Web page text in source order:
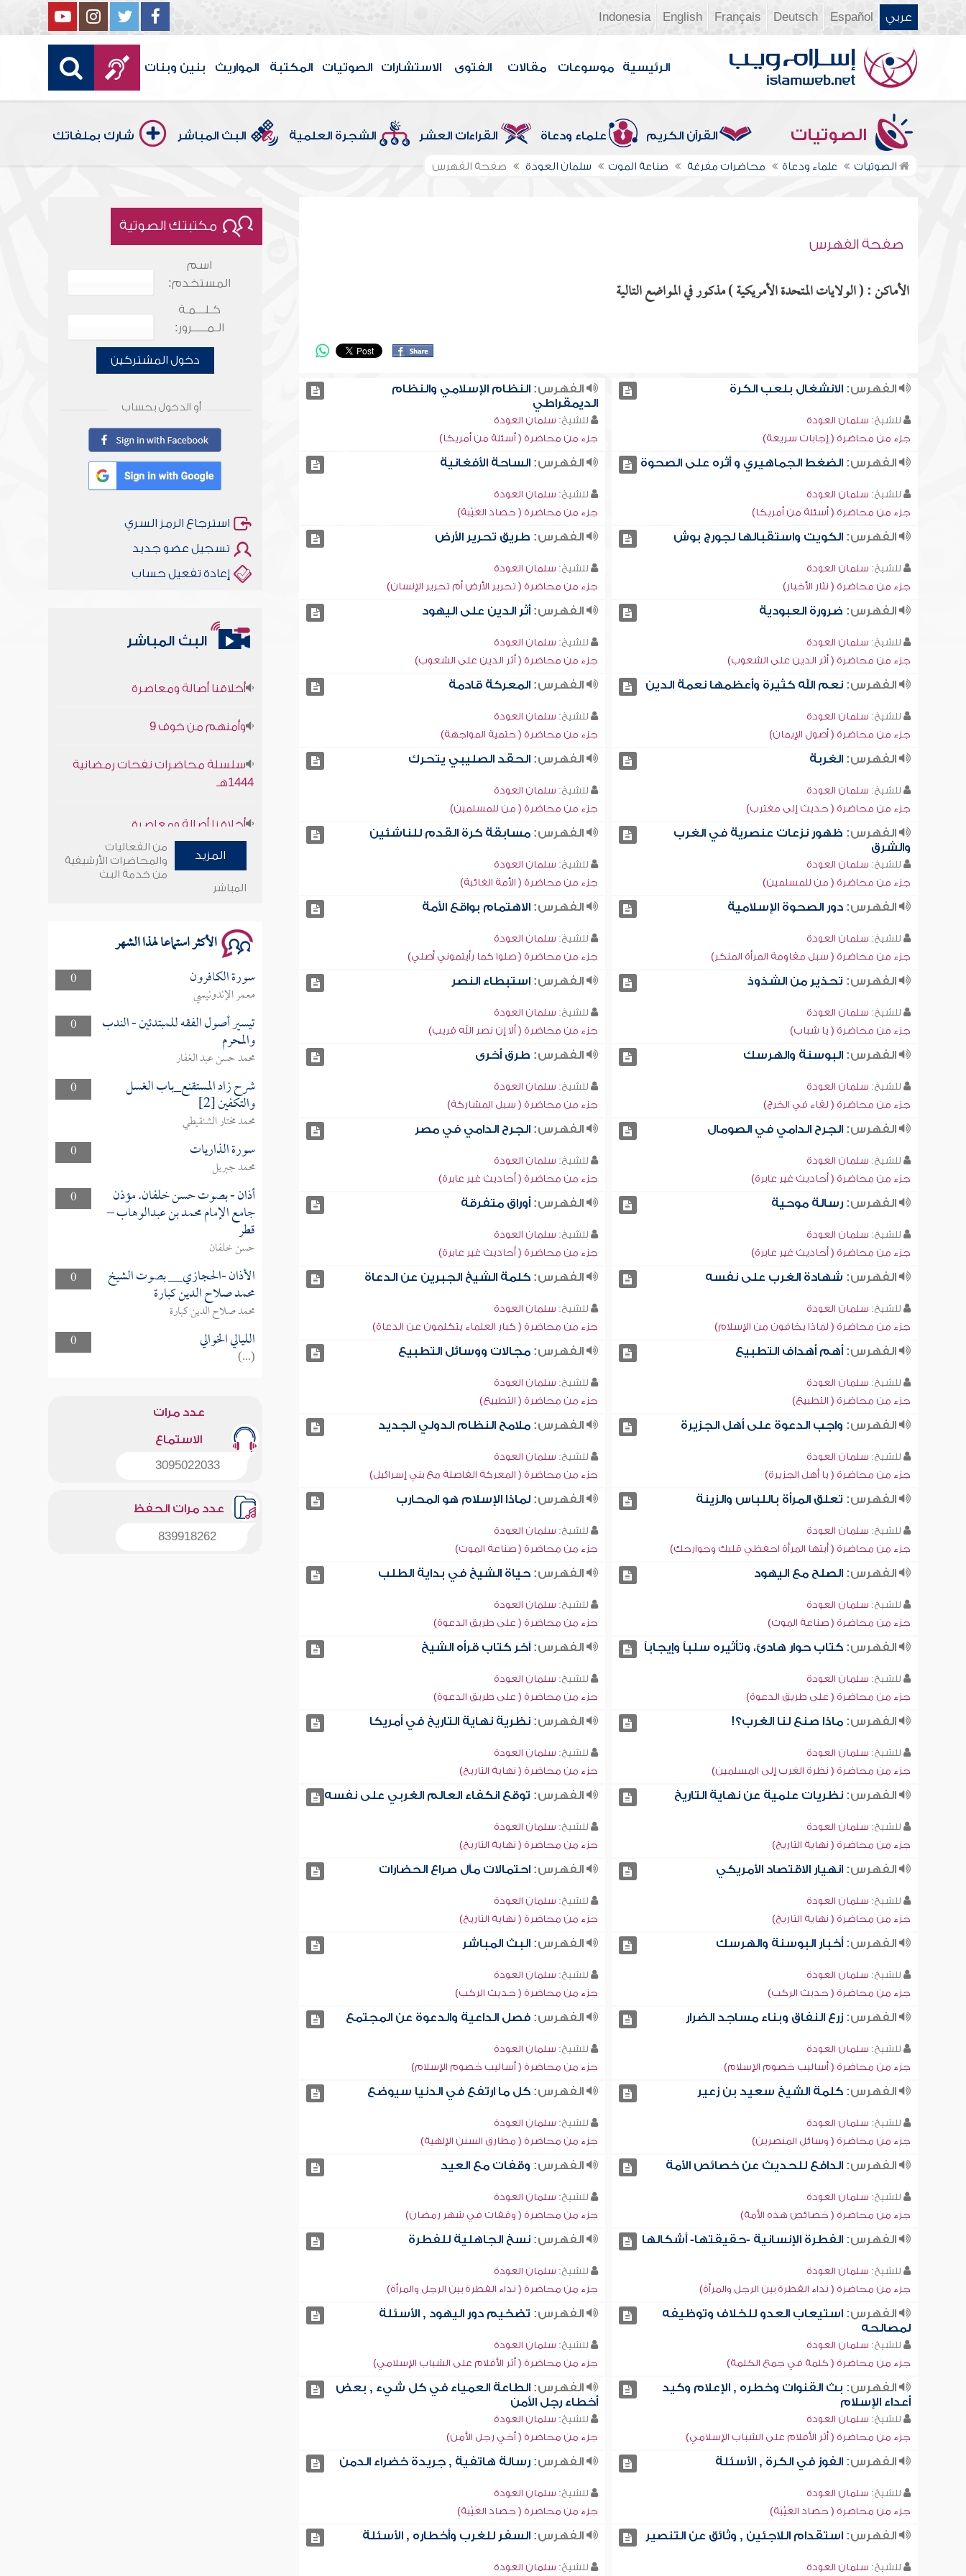
عربي Español
Deutsch
Français
English
Indonesia
الرئيسية موسوعات مقالات الفتوى الاستشارات الصوتيات المكتبة المواريث بنين وبنات
الصوتيات القرآن الكريم علماء ودعاة القراءات العشر الشجرة العلمية البث المباشر شارك بملفاتك
الصوتيات علماء ودعاة محاضرات مفرغة صناعة الموت سلمان العودة صفحة الفهرس
صفحة الفهرس
الأماكن : ( الولايات المتحدة الأمريكية ) مذكور في المواضع التالية
الفهرس:الانشغال بلعب الكرة
للشيخ: سلمان العودة
جزء من محاضرة ( إجابات سريعة)
الفهرس: النظام الإسلامي والنظام
الديمقراطي
للشيخ: سلمان العودة
جزء من محاضرة ( أسئلة من أمريكا)
الفهرس:الضغط الجماهيري و أثره على الصحوة
للشيخ: سلمان العودة
جزء من محاضرة ( أسئلة من أمريكا)
الفهرس: الساحة الأفغانية
للشيخ: سلمان العودة
جزء من محاضرة ( حصاد الغَيْبَة)
الفهرس:الكويت واستقبالها لجورج بوش
للشيخ: سلمان العودة
جزء من محاضرة ( نثار الأخبار)
الفهرس: طريق تحرير الأرض
للشيخ: سلمان العودة
جزء من محاضرة ( تحرير الأرض أم تحرير الإنسان)
الفهرس: ضرورة العبودية
للشيخ: سلمان العودة
جزء من محاضرة ( أثر الدين على الشعوب)
الفهرس: أثر الدين على اليهود
للشيخ: سلمان العودة
جزء من محاضرة ( أثر الدين على الشعوب)
الفهرس:نعم الله كثيرة وأعظمها نعمة الدين
للشيخ: سلمان العودة
جزء من محاضرة ( أصول الإيمان)
الفهرس: المعركة قادمة
للشيخ: سلمان العودة
جزء من محاضرة ( حتمية المواجهة)
الفهرس:الغربة
للشيخ: سلمان العودة
جزء من محاضرة ( حديث إلى مغترب)
الفهرس: الحقد الصليبي يتحرك
للشيخ: سلمان العودة
جزء من محاضرة ( من للمسلمين)
الفهرس: ظهور نزعات عنصرية في الغرب
والشرق
للشيخ: سلمان العودة
جزء من محاضرة ( من للمسلمين)
الفهرس: مسابقة كرة القدم للناشئين
للشيخ: سلمان العودة
جزء من محاضرة ( الأمة الغائبة)
الفهرس:دور الصحوة الإسلامية
للشيخ: سلمان العودة
جزء من محاضرة ( سبل مقاومة المرأة المنكر)
الفهرس: الاهتمام بواقع الأمة
للشيخ: سلمان العودة
جزء من محاضرة ( صلوا كما رأيتموني أصلي)
الفهرس: تحذير من الشذوذ
للشيخ: سلمان العودة
جزء من محاضرة ( يا شباب)
الفهرس: استبطاء النصر
للشيخ: سلمان العودة
جزء من محاضرة ( ألا إن نصر الله قريب)
الفهرس:البوسنة والهرسك
للشيخ: سلمان العودة
جزء من محاضرة ( لقاء في الخرج)
الفهرس: طرق أخرى
للشيخ: سلمان العودة
جزء من محاضرة ( سبل المشاركة)
الفهرس:الجرح الدامي في الصومال
للشيخ: سلمان العودة
جزء من محاضرة ( أحاديث غير عابرة)
الفهرس: الجرح الدامي في مصر
للشيخ: سلمان العودة
جزء من محاضرة ( أحاديث غير عابرة)
الفهرس:رسالة موحية
للشيخ: سلمان العودة
جزء من محاضرة ( أحاديث غير عابرة)
الفهرس: أوراق متفرقة
للشيخ: سلمان العودة
جزء من محاضرة ( أحاديث غير عابرة)
الفهرس: شهادة الغرب على نفسه
للشيخ: سلمان العودة
جزء من محاضرة ( لماذا يخافون من الإسلام)
الفهرس: كلمة الشيخ الجبرين عن الدعاة
للشيخ: سلمان العودة
جزء من محاضرة ( كبار العلماء يتكلمون عن الدعاة)
الفهرس:أهم أهداف التطبيع
للشيخ: سلمان العودة
جزء من محاضرة ( التطبيع)
الفهرس: مجالات ووسائل التطبيع
للشيخ: سلمان العودة
جزء من محاضرة ( التطبيع)
الفهرس: واجب الدعوة على أهل الجزيرة
للشيخ: سلمان العودة
جزء من محاضرة ( يا أهل الجزيرة)
الفهرس: ملامح النظام الدولي الجديد
للشيخ: سلمان العودة
جزء من محاضرة ( المعركة الفاصلة مع بني إسرائيل)
الفهرس: تعلق المرأة باللباس والزينة
للشيخ: سلمان العودة
جزء من محاضرة ( أيتها المرأة احفظي قلبك وجوارحك)
الفهرس: لماذا الإسلام هو المحارب
للشيخ: سلمان العودة
جزء من محاضرة ( صناعة الموت)
الفهرس:الصلح مع اليهود
للشيخ: سلمان العودة
جزء من محاضرة ( صناعة الموت)
الفهرس: حياة الشيخ في بداية الطلب
للشيخ: سلمان العودة
جزء من محاضرة ( على طريق الدعوة)
الفهرس:كتاب حوار هادئ، وتأثيره سلباً وإيجاباً
للشيخ: سلمان العودة
جزء من محاضرة ( على طريق الدعوة)
الفهرس: آخر كتاب قرأه الشيخ
للشيخ: سلمان العودة
جزء من محاضرة ( على طريق الدعوة)
الفهرس:ماذا صنع لنا الغرب؟!
للشيخ: سلمان العودة
جزء من محاضرة ( نظرة الغرب إلى المسلمين)
الفهرس: نظرية نهاية التاريخ في أمريكا
للشيخ: سلمان العودة
جزء من محاضرة ( نهاية التاريخ)
الفهرس:نظريات علمية عن نهاية التاريخ
للشيخ: سلمان العودة
جزء من محاضرة ( نهاية التاريخ)
الفهرس: توقع انكفاء العالم الغربي على نفسه
للشيخ: سلمان العودة
جزء من محاضرة ( نهاية التاريخ)
الفهرس:انهيار الاقتصاد الأمريكي
للشيخ: سلمان العودة
جزء من محاضرة ( نهاية التاريخ)
الفهرس: احتمالات مآل صراع الحضارات
للشيخ: سلمان العودة
جزء من محاضرة ( نهاية التاريخ)
الفهرس:أخبار البوسنة والهرسك
للشيخ: سلمان العودة
جزء من محاضرة ( حديث الركب)
الفهرس: البث المباشر
للشيخ: سلمان العودة
جزء من محاضرة ( حديث الركب)
الفهرس:زرع النفاق وبناء مساجد الضرار
للشيخ: سلمان العودة
جزء من محاضرة ( أساليب خصوم الإسلام)
الفهرس: فصل الداعية والدعوة عن المجتمع
للشيخ: سلمان العودة
جزء من محاضرة ( أساليب خصوم الإسلام)
الفهرس:كلمة الشيخ سعيد بن زعير
للشيخ: سلمان العودة
جزء من محاضرة ( وسائل المنصرين)
الفهرس: كل ما ارتفع في الدنيا سيوضع
للشيخ: سلمان العودة
جزء من محاضرة ( مطارق السنن الإلهية)
الفهرس:الدافع للحديث عن خصائص الأمة
للشيخ: سلمان العودة
جزء من محاضرة ( خصائص هذه الأمة)
الفهرس: وقفات مع العيد
للشيخ: سلمان العودة
جزء من محاضرة ( وقفات في شهر رمضان)
الفهرس:الفطرة الإنسانية -حقيقتها- أشكالها
للشيخ: سلمان العودة
جزء من محاضرة ( نداء الفطرة بين الرجل والمرأة)
الفهرس: نسخ الجاهلية للفطرة
للشيخ: سلمان العودة
جزء من محاضرة ( نداء الفطرة بين الرجل والمرأة)
الفهرس:استيعاب العدو للخلاف وتوظيفه
لمصالحه
للشيخ: سلمان العودة
جزء من محاضرة ( كلمة في جمع الكلمة)
الفهرس: تضخيم دور اليهود , الأسئلة
للشيخ: سلمان العودة
جزء من محاضرة ( أثر الأفلام على الشباب الإسلامي)
الفهرس: بث القنوات وخطره , الإعلام وكيد
أعداء الإسلام
للشيخ: سلمان العودة
جزء من محاضرة ( أثر الأفلام على الشباب الإسلامي)
الفهرس: الطاعة العمياء في كل شيء , بعض
أخطاء رجل الأمن
للشيخ: سلمان العودة
جزء من محاضرة ( أخي رجل الأمن)
الفهرس:الفوز في الكرة , الأسئلة
للشيخ: سلمان العودة
جزء من محاضرة ( حصاد الغَيْبَة)
الفهرس: رسالة هاتفية , جريدة خضراء الدمن
للشيخ: سلمان العودة
جزء من محاضرة ( حصاد الغَيْبَة)
الفهرس:استقدام اللاجئين , وثائق عن التنصير
للشيخ: سلمان العودة
الفهرس: السفر للغرب وأخطاره , الأسئلة
للشيخ: سلمان العودة
مكتبتك الصوتية
اسم
المستخدم:
كـلـــمـة
الـمـــــرور:
دخول المشتركين
أو الدخول بحساب
استرجاع الرمز السري
تسجيل عضو جديد
إعادة تفعيل حساب
البث المباشر
1444هـ
وأمنهم من خوف 9
سلسلة محاضرات نفحات رمضانية
1444هـ
المزيد
من الفعاليات
والمحاضرات الأرشيفية
من خدمة البث
المباشر
الأكثر استماعا لهذا الشهر
0 سورة الكافرون
معمر الإندونيسي
0
تيسير أصول الفقه للمبتدئين - الندب
والمحرم
محمد حسن عبد الغفار
0
شرح زاد المستقنع_باب الغسل
والتكفين [2]
محمد مختار الشنقيطي
0
سورة الذاريات
محمد جبريل
0
أذان - بصوت حسن خلفان. مؤذن
جامع الإمام محمد بن عبدالوهاب –
قطر
حسن خلفان
0
الأذان -الحجازي__ بصوت الشيخ
محمد صلاح الدين كبارة
محمد صلاح الدين كبارة
0
الليالي الخوالي
(...)
عدد مرات
الاستماع
3095022033
عدد مرات الحفظ
839918262